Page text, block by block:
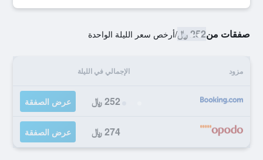
صفقات من252 ﷼ /أرخص سعر الليلة الواحدة
مزود الإجمالي في الليلة
252 ﷼ عرض الصفقة
274 ﷼ عرض الصفقة